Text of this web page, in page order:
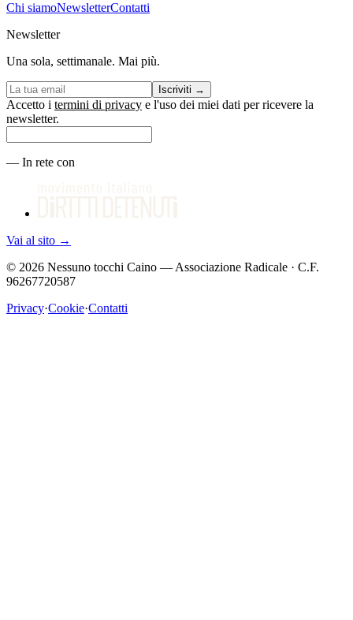
Chi siamoNewsletterContatti
Newsletter
Una sola, settimanale. Mai più.
Iscriviti →
Accetto i termini di privacy e l'uso dei miei dati per ricevere la
newsletter.
— In rete con
Vai al sito →
© 2026 Nessuno tocchi Caino — Associazione Radicale · C.F.
96267720587
Privacy·Cookie·Contatti